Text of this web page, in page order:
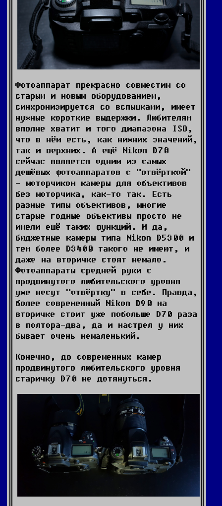
Фотоаппарат прекрасно совместим со
старым и новым оборудованием,
синхронизируется со вспышками, имеет
нужные короткие выдержки. Любителям
вполне хватит и того диапазона ISO,
что в нём есть, как нижних значений,
так и верхних. А ещё Nikon D70
сейчас является одним из самых
дешёвых фотоаппаратов с "отвёрткой"
- моторчиком камеры для объективов
без моторчика, как-то так. Есть
разные типы объективов, многие
старые годные объективы просто не
имели ещё таких функций. И да,
бюджетные камеры типа Nikon D5300 и
тем более D3400 такого не имеют, и
даже на вторичке стоят немало.
Фотоаппараты средней руки с
продвинутого любительского уровня
уже несут "отвёртку" в себе. Правда,
более современный Nikon D90 на
вторичке стоит уже побольше D70 раза
в полтора-два, да и настрел у них
бывает очень немаленький.
Конечно, до современных камер
продвинутого любительского уровня
старичку D70 не дотянуться.